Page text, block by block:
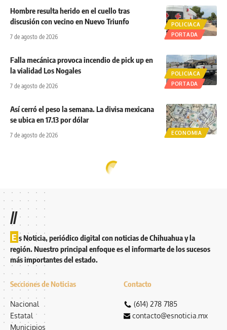
POLICIACA
PORTADA
Hombre resulta herido en el cuello tras
discusión con vecino en Nuevo Triunfo
7 de agosto de 2026
POLICIACA
PORTADA
Falla mecánica provoca incendio de pick up en
la vialidad Los Nogales
7 de agosto de 2026
ECONOMIA
Así cerró el peso la semana. La divisa mexicana
se ubica en 17.13 por dólar
7 de agosto de 2026
//
E s Noticia, periódico digital con noticias de Chihuahua y la
región. Nuestro principal enfoque es el informarte de los sucesos
más importantes del estado.
Secciones de Noticias
Nacional
Estatal
Municipios
Contacto
(614) 278 7185
contacto@esnoticia.mx